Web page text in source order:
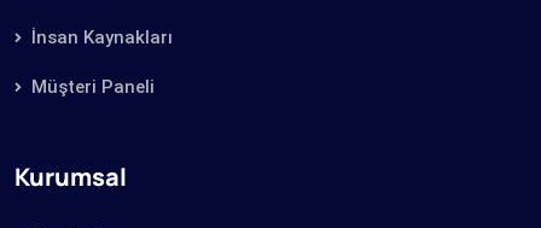
İnsan Kaynakları
Müşteri Paneli
Kurumsal